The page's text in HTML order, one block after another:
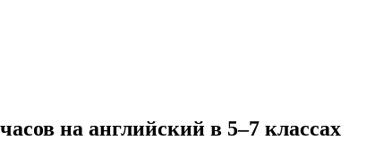
на английский в 5–7 классах